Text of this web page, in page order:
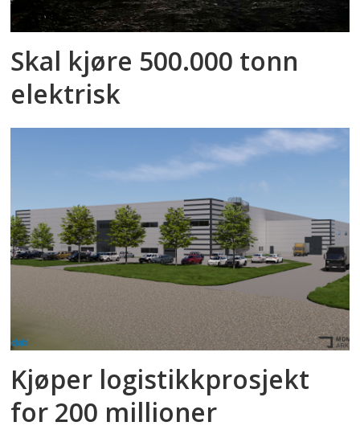
Skal kjøre 500.000 tonn
elektrisk
Kjøper logistikkprosjekt
for 200 millioner